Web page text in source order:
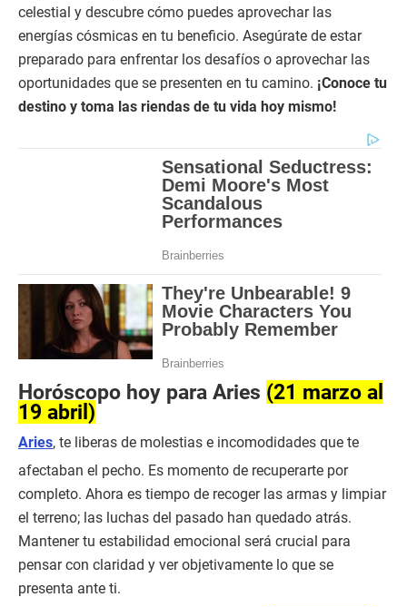
celestial y descubre cómo puedes aprovechar las
energías cósmicas en tu beneficio. Asegúrate de estar
preparado para enfrentar los desafíos o aprovechar las
oportunidades que se presenten en tu camino. ¡Conoce tu
destino y toma las riendas de tu vida hoy mismo!
Horóscopo hoy para Aries (21 marzo al
19 abril)
Aries, te liberas de molestias e incomodidades que te
afectaban el pecho. Es momento de recuperarte por
completo. Ahora es tiempo de recoger las armas y limpiar
el terreno; las luchas del pasado han quedado atrás.
Mantener tu estabilidad emocional será crucial para
pensar con claridad y ver objetivamente lo que se
presenta ante ti.